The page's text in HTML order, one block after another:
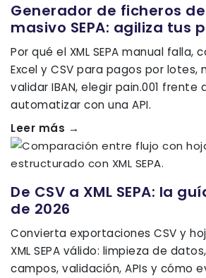
Generador de ficheros
masivo SEPA: agiliza tus
Por qué el XML SEPA manual falla,
Excel y CSV para pagos por lotes,
validar IBAN, elegir pain.001 frente
automatizar con una API.
Leer más →
De CSV a XML SEPA: la
de 2026
Convierta exportaciones CSV y
XML SEPA válido: limpieza de
campos, validación, APIs y cómo